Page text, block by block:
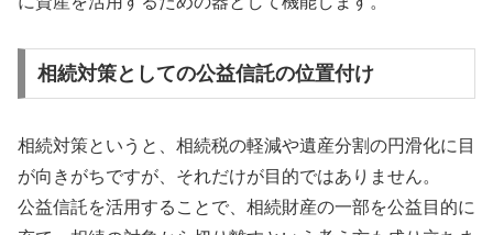
相続対策としての公益信託の位置付け
相続対策というと、相続税の軽減や遺産分割の円滑化に目
が向きがちですが、それだけが目的ではありません。
公益信託を活用することで、相続財産の一部を公益目的に